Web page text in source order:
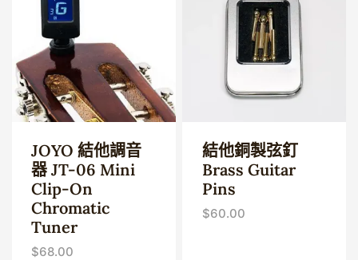
JOYO 結他調音
器 JT-06 Mini
Clip-On
Chromatic
Tuner
$68.00
結他銅製弦釘
Brass Guitar
Pins
$60.00